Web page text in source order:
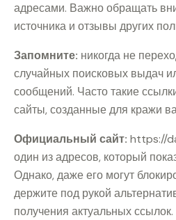
адресами. Важно обращать
источника и отзывы других
Запомните: никогда не
случайных поисковых выдач
сообщений. Часто такие
сайты, созданные для кражи
Официальный сайт: https://
один из адресов, который
Однако, даже его могут
держите под рукой
получения актуальных ссылок.